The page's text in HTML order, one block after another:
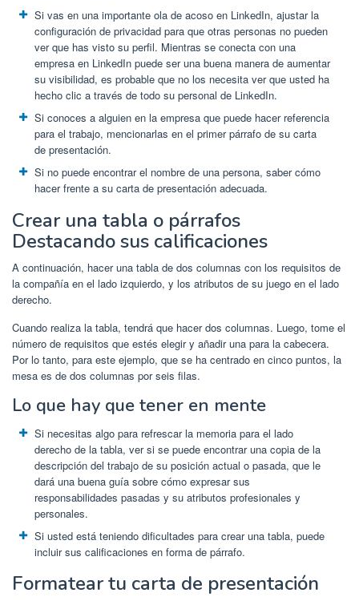
Si vas en una importante ola de acoso en LinkedIn, ajustar la
configuración de privacidad para que otras personas no pueden
ver que has visto su perfil. Mientras se conecta con una
empresa en LinkedIn puede ser una buena manera de aumentar
su visibilidad, es probable que no los necesita ver que usted ha
hecho clic a través de todo su personal de LinkedIn.
Si conoces a alguien en la empresa que puede hacer referencia
para el trabajo, mencionarlas en el primer párrafo de su carta
de presentación.
Si no puede encontrar el nombre de una persona, saber cómo
hacer frente a su carta de presentación adecuada.
Crear una tabla o párrafos
Destacando sus calificaciones
A continuación, hacer una tabla de dos columnas con los requisitos de
la compañía en el lado izquierdo, y los atributos de su juego en el lado
derecho.
Cuando realiza la tabla, tendrá que hacer dos columnas. Luego, tome el
número de requisitos que estés elegir y añadir una para la cabecera.
Por lo tanto, para este ejemplo, que se ha centrado en cinco puntos, la
mesa es de dos columnas por seis filas.
Lo que hay que tener en mente
Si necesitas algo para refrescar la memoria para el lado
derecho de la tabla, ver si se puede encontrar una copia de la
descripción del trabajo de su posición actual o pasada, que le
dará una buena guía sobre cómo expresar sus
responsabilidades pasadas y su atributos profesionales y
personales.
Si usted está teniendo dificultades para crear una tabla, puede
incluir sus calificaciones en forma de párrafo.
Formatear tu carta de presentación